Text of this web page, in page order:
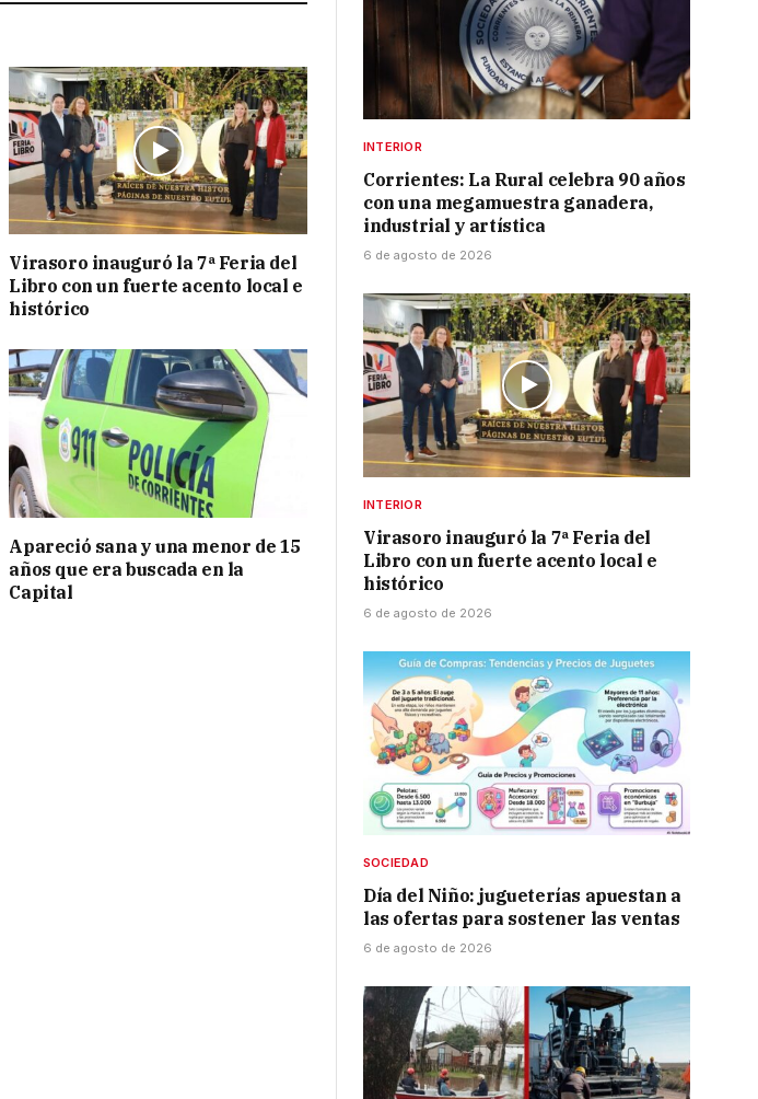
Virasoro inauguró la 7ª Feria del
Libro con un fuerte acento local e
histórico
Apareció sana y una menor de 15
años que era buscada en la
Capital
INTERIOR
Corrientes: La Rural celebra 90 años
con una megamuestra ganadera,
industrial y artística
6 de agosto de 2026
INTERIOR
Virasoro inauguró la 7ª Feria del
Libro con un fuerte acento local e
histórico
6 de agosto de 2026
SOCIEDAD
Día del Niño: jugueterías apuestan a
las ofertas para sostener las ventas
6 de agosto de 2026